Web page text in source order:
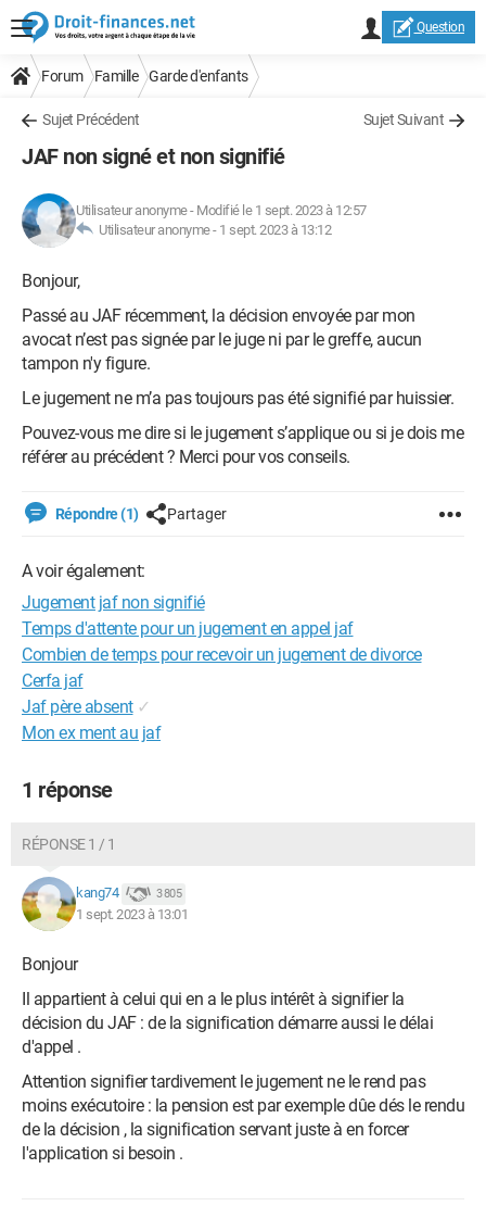
Question
Forum Famille Garde d'enfants
Sujet Précédent Sujet Suivant
JAF non signé et non signifié
Utilisateur anonyme- Modifié le 1 sept. 2023 à 12:57
Utilisateur anonyme - 1 sept. 2023 à 13:12
Bonjour,
Passé au JAF récemment, la décision envoyée par mon
avocat n’est pas signée par le juge ni par le greffe, aucun
tampon n'y figure.
Le jugement ne m’a pas toujours pas été signifié par huissier.
Pouvez-vous me dire si le jugement s’applique ou si je dois me
référer au précédent ? Merci pour vos conseils.
Répondre (1) Partager
A voir également:
Jugement jaf non signifié
Temps d'attente pour un jugement en appel jaf
Combien de temps pour recevoir un jugement de divorce
Cerfa jaf
Jaf père absent ✓
Mon ex ment au jaf
1 réponse
RÉPONSE 1 / 1
kang74 3 805
1 sept. 2023 à 13:01
Bonjour
Il appartient à celui qui en a le plus intérêt à signifier la
décision du JAF : de la signification démarre aussi le délai
d'appel .
Attention signifier tardivement le jugement ne le rend pas
moins exécutoire : la pension est par exemple dûe dés le rendu
de la décision , la signification servant juste à en forcer
l'application si besoin .